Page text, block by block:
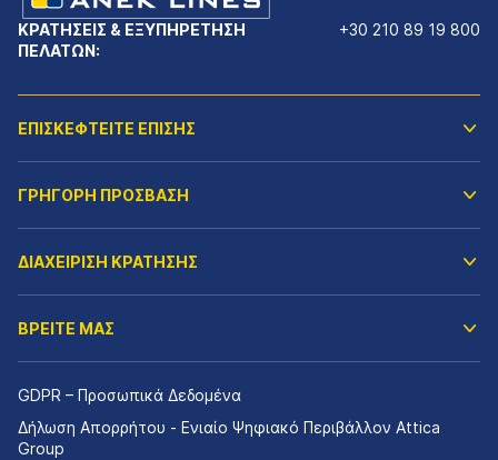
ΚΡΑΤΗΣΕΙΣ & ΕΞΥΠΗΡΕΤΗΣΗ
ΠΕΛΑΤΩΝ:
+30 210 89 19 800
ΕΠΙΣΚΕΦΤΕΙΤΕ ΕΠΙΣΗΣ
ΓΡΗΓΟΡΗ ΠΡΟΣΒΑΣΗ
ΔΙΑΧΕΙΡΙΣΗ ΚΡΑΤΗΣΗΣ
ΒΡΕΙΤΕ ΜΑΣ
GDPR – Προσωπικά Δεδομένα
Δήλωση Απορρήτου - Ενιαίο Ψηφιακό Περιβάλλον Attica
Group